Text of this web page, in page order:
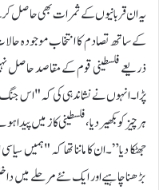
یہ ان قربانیوں کے ثمرات بھی حاصل
کے ساتھ تصادم کا انتخاب موجودہ
ذریعے فلسطینی قوم کے مقاصد
پڑا۔انہوں نے نشاندہی کی کہ "اس جنگ
ہر چیز کو بکھیر دیا، فلسطینی کاز میں
جھٹکا دیا”۔ان کا ماننا تھا کہ "ہمیں
بڑھنا چاہیے اور ایک نئے مرحلے میں